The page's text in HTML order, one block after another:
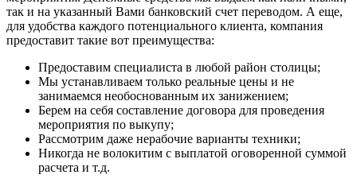
так и на указанный Вами банковский счет переводом. А еще,
для удобства каждого потенциального клиента, компания
предоставит такие вот преимущества:
Предоставим специалиста в любой район столицы;
Мы устанавливаем только реальные цены и не
занимаемся необоснованным их занижением;
Берем на себя составление договора для проведения
мероприятия по выкупу;
Рассмотрим даже нерабочие варианты техники;
Никогда не волокитим с выплатой оговоренной суммой
расчета и т.д.